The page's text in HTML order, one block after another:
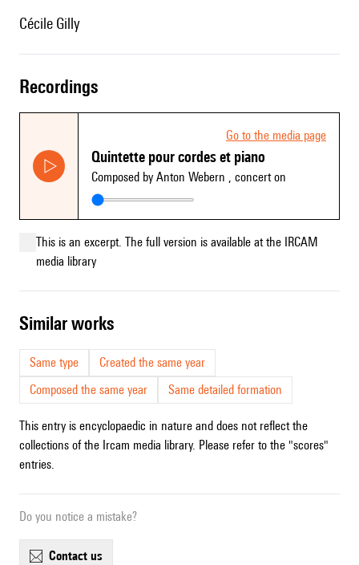
Cécile Gilly
recordings
Go to the media page
Quintette pour cordes et piano
Composed by Anton Webern , concert on
This is an excerpt. The full version is available at the IRCAM
media library
similar works
Same type
Created the same year
Composed the same year
Same detailed formation
This entry is encyclopaedic in nature and does not reflect the
collections of the Ircam media library. Please refer to the "scores"
entries.
Do you notice a mistake?
contact us